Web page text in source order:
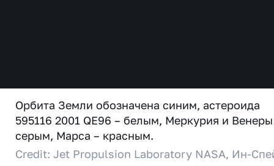
Орбита Земли обозначена синим, астероида
595116 2001 QE96 – белым, Меркурия и
серым, Марса – красным.
Credit: Jet Propulsion Laboratory NASA, Ин-